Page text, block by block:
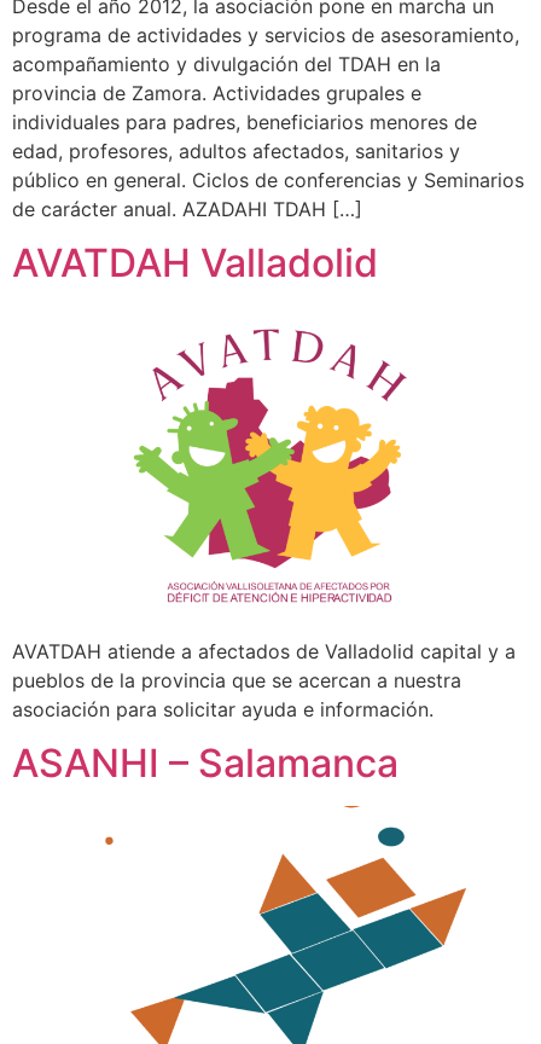
Desde el año 2012, la asociación pone en marcha un
programa de actividades y servicios de asesoramiento,
acompañamiento y divulgación del TDAH en la
provincia de Zamora. Actividades grupales e
individuales para padres, beneficiarios menores de
edad, profesores, adultos afectados, sanitarios y
público en general. Ciclos de conferencias y Seminarios
de carácter anual. AZADAHI TDAH […]
AVATDAH Valladolid
AVATDAH atiende a afectados de Valladolid capital y a
pueblos de la provincia que se acercan a nuestra
asociación para solicitar ayuda e información.
ASANHI – Salamanca